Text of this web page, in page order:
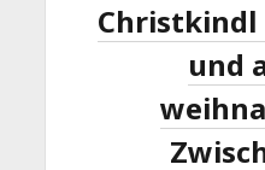
ROOM
und